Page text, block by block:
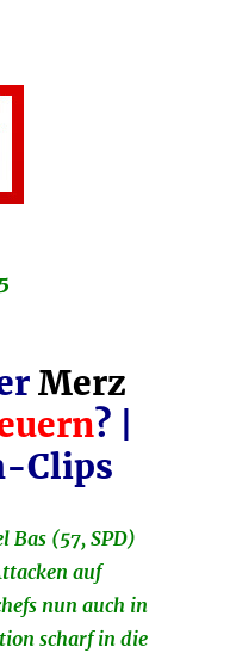
Merz
? |
Clips
Bas (57, SPD)
auf
nun auch in
scharf in die